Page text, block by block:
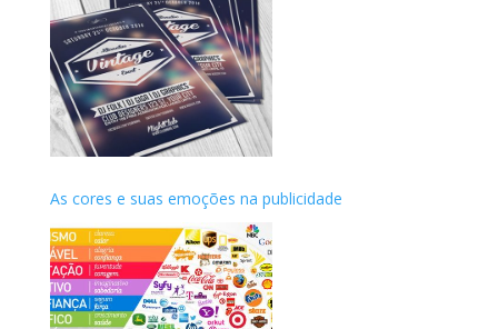
As cores e suas emoções na publicidade